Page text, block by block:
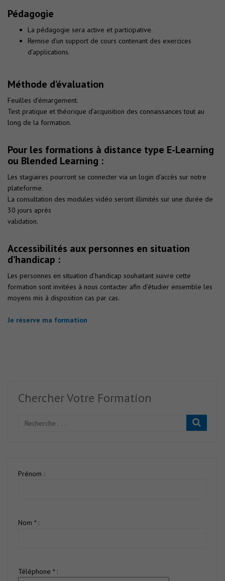
Pédagogie
La pédagogie sera active et participative.
Remise d’un support de cours contenant des exercices
d’applications.
Méthode d’évaluation
Feuilles d’émargement.
Test pratique et théorique d’acquisition des connaissances tout au
long de la formation.
Pour les formations à distance type E-Learning
ou Blended Learning :
Les stagiaires pourront se connecter via un login d’accès sur notre
plateforme.
La consultation des modules vidéo seront illimités sur une durée de
30 jours après
validation.
Accessibilités aux personnes en situation
d’handicap :
Les personnes en situation d’handicap souhaitant suivre cette
formation sont invitées à nous contacter afin d’étudier ensemble les
moyens mis à disposition cas par cas.
Je réserve ma formation
Chercher Votre Formation
Prénom :
Nom * :
Téléphone * :